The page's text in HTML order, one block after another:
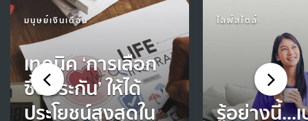
มนุษย์เงินเดือน
เทคนิค ‘การเลือก
ซื้อประกัน’ ให้ได้
ประโยชน์สูงสุดใน
ไลฟ์สไตล์
รู้อย่างนี้...